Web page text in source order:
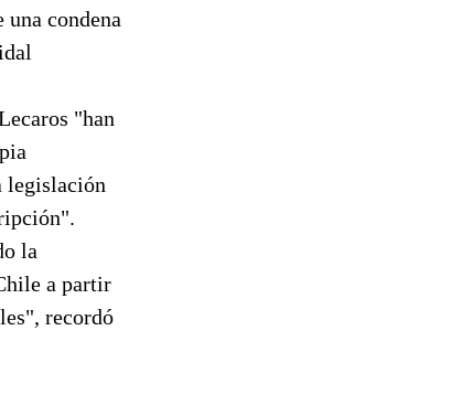
condena
"han
legislación
la
a partir
recordó